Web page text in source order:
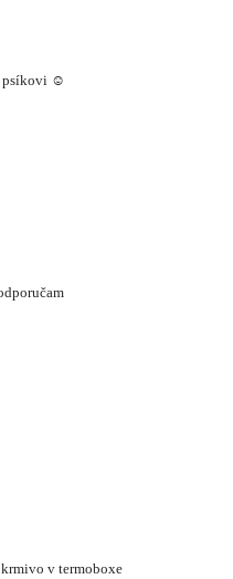
psíkovi ☺️
krmivo v termoboxe